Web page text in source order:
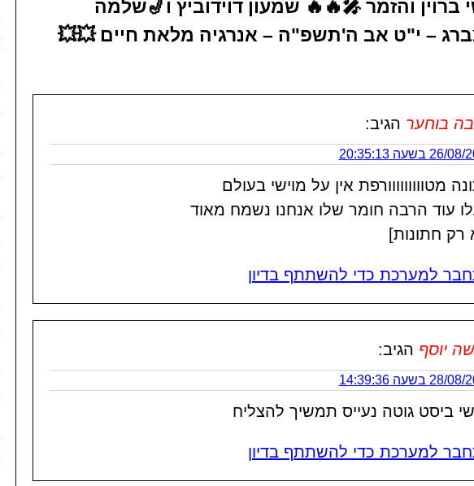
ברוין והזמר 🎤🔥🔥 שמעון דוידוביץ ו🎷שלמה
– י"ט אב ה'תשפ"ה – אנרגיה מלאת חיים 💥💥
בוחער הגיב:
בשעה 20:35:13
מטווווווווורפת אין על מוישי בעולם
עוד הרבה חומר שלו אנחנו נשמח מאוד
רק חתונות]
למערכת כדי להשתתף בדיון
יוסף הגיב:
בשעה 14:39:36
ביסט גוטה נעייס תמשיך להצליח
למערכת כדי להשתתף בדיון